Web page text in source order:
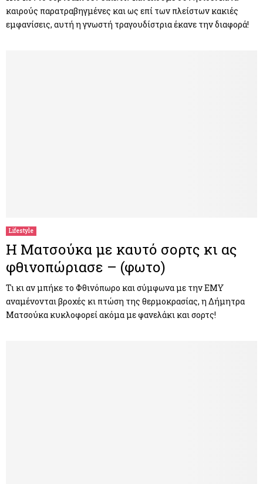
καιρούς παρατραβηγμένες και ως επί των πλείστων κακιές
εμφανίσεις, αυτή η γνωστή τραγουδίστρια έκανε την διαφορά!
Lifestyle
Η Ματσούκα με καυτό σορτς κι ας
φθινοπώριασε – (φωτο)
Τι κι αν μπήκε το Φθινόπωρο και σύμφωνα με την ΕΜΥ
αναμένονται βροχές κι πτώση της θερμοκρασίας, η Δήμητρα
Ματσούκα κυκλοφορεί ακόμα με φανελάκι και σορτς!